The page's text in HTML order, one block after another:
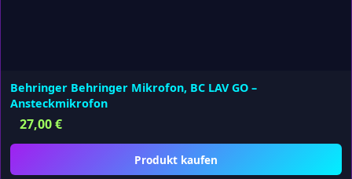
Behringer Behringer Mikrofon, BC LAV GO –
Ansteckmikrofon
27,00€
Produkt kaufen